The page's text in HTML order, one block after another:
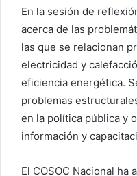
En la sesión de
acerca de las
las que se relacionan
electricidad y
eficiencia energética.
problemas
en la política pública y
información y
El COSOC Nacional